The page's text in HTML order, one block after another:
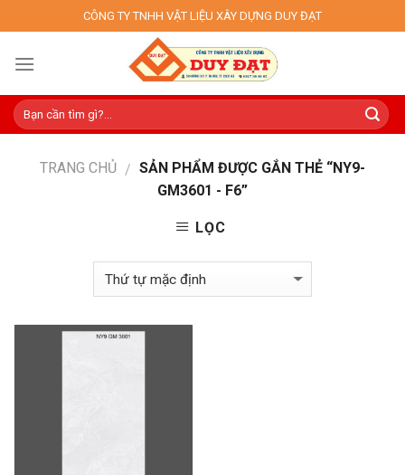
to
content
CÔNG TY TNHH VẬT LIỆU XÂY DỰNG DUY ĐẠT
TRANG CHỦ / SẢN PHẨM ĐƯỢC GẮN THẺ “NY9-
GM3601 - F6”
LỌC